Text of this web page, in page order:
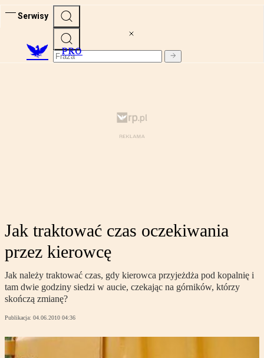
Serwisy
PRO
Jak traktować czas oczekiwania
przez kierowcę
Jak należy traktować czas, gdy kierowca przyjeżdża pod kopalnię i
tam dwie godziny siedzi w aucie, czekając na górników, którzy
skończą zmianę?
Publikacja: 04.06.2010 04:36